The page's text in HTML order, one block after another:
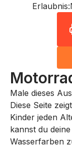
Erlaubnis:
Male dieses
Diese Seite
Kinder jeden
kannst du
Wasserfarben